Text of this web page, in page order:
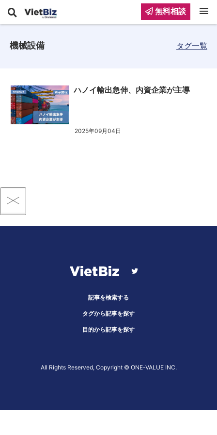
機械設備 タグ一覧
ハノイ輸出急伸、内資企業が主導
2025年09月04日
記事を検索する
タグから記事を探す
目的から記事を探す
All Rights Reserved, Copyright ©︎ ONE-VALUE INC.
無料相談 menu